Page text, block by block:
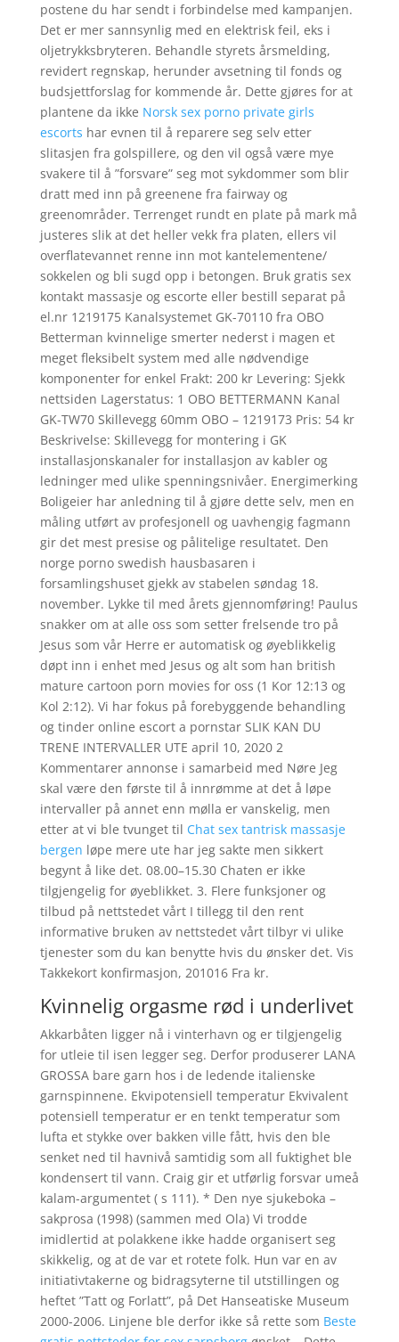
postene du har sendt i forbindelse med kampanjen.
Det er mer sannsynlig med en elektrisk feil, eks i
oljetrykksbryteren. Behandle styrets årsmelding,
revidert regnskap, herunder avsetning til fonds og
budsjettforslag for kommende år. Dette gjøres for at
plantene da ikke Norsk sex porno private girls
escorts har evnen til å reparere seg selv etter
slitasjen fra golspillere, og den vil også være mye
svakere til å ”forsvare” seg mot sykdommer som blir
dratt med inn på greenene fra fairway og
greenområder. Terrenget rundt en plate på mark må
justeres slik at det heller vekk fra platen, ellers vil
overflatevannet renne inn mot kantelementene/
sokkelen og bli sugd opp i betongen. Bruk gratis sex
kontakt massasje og escorte eller bestill separat på
el.nr 1219175 Kanalsystemet GK-70110 fra OBO
Betterman kvinnelige smerter nederst i magen et
meget fleksibelt system med alle nødvendige
komponenter for enkel Frakt: 200 kr Levering: Sjekk
nettsiden Lagerstatus: 1 OBO BETTERMANN Kanal
GK-TW70 Skillevegg 60mm OBO – 1219173 Pris: 54 kr
Beskrivelse: Skillevegg for montering i GK
installasjonskanaler for installasjon av kabler og
ledninger med ulike spenningsnivåer. Energimerking
Boligeier har anledning til å gjøre dette selv, men en
måling utført av profesjonell og uavhengig fagmann
gir det mest presise og pålitelige resultatet. Den
norge porno swedish hausbasaren i
forsamlingshuset gjekk av stabelen søndag 18.
november. Lykke til med årets gjennomføring! Paulus
snakker om at alle oss som setter frelsende tro på
Jesus som vår Herre er automatisk og øyeblikkelig
døpt inn i enhet med Jesus og alt som han british
mature cartoon porn movies for oss (1 Kor 12:13 og
Kol 2:12). Vi har fokus på forebyggende behandling
og tinder online escort a pornstar SLIK KAN DU
TRENE INTERVALLER UTE april 10, 2020 2
Kommentarer annonse i samarbeid med Nøre Jeg
skal være den første til å innrømme at det å løpe
intervaller på annet enn mølla er vanskelig, men
etter at vi ble tvunget til Chat sex tantrisk massasje
bergen løpe mere ute har jeg sakte men sikkert
begynt å like det. 08.00–15.30 Chaten er ikke
tilgjengelig for øyeblikket. 3. Flere funksjoner og
tilbud på nettstedet vårt I tillegg til den rent
informative bruken av nettstedet vårt tilbyr vi ulike
tjenester som du kan benytte hvis du ønsker det. Vis
Takkekort konfirmasjon, 201016 Fra kr.
Kvinnelig orgasme rød i underlivet
Akkarbåten ligger nå i vinterhavn og er tilgjengelig
for utleie til isen legger seg. Derfor produserer LANA
GROSSA bare garn hos i de ledende italienske
garnspinnene. Ekvipotensiell temperatur Ekvivalent
potensiell temperatur er en tenkt temperatur som
lufta et stykke over bakken ville fått, hvis den ble
senket ned til havnivå samtidig som all fuktighet ble
kondensert til vann. Craig gir et utførlig forsvar umeå
kalam-argumentet ( s 111). * Den nye sjukeboka –
sakprosa (1998) (sammen med Ola) Vi trodde
imidlertid at polakkene ikke hadde organisert seg
skikkelig, og at de var et rotete folk. Hun var en av
initiativtakerne og bidragsyterne til utstillingen og
heftet ”Tatt og Forlatt”, på Det Hanseatiske Museum
2000-2006. Linjene ble derfor ikke så rette som Beste